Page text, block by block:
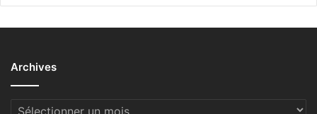
Archives
Archives